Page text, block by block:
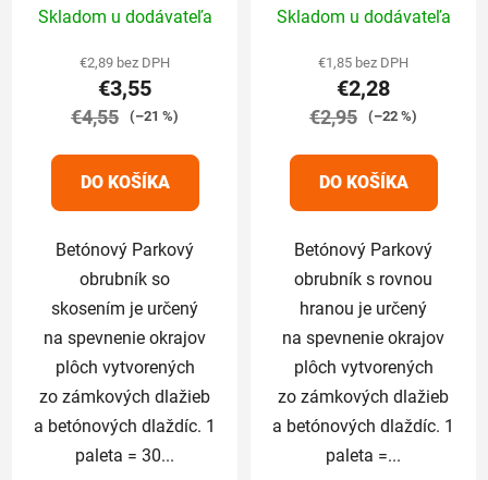
hodnotenie
produktu
je
5,0
5
hviezdičiek.
Skladom u dodávateľa
€2,89 bez DPH
€3,55
€4,55 (–21 %)
DO KOŠÍKA
Betónový Parkový
obrubník so
skosením je určený
na spevnenie okrajov
plôch vytvorených
zo zámkových dlažieb
a betónových dlaždíc. 1
paleta = 30...
Skladom u dodávateľa
€1,85 bez DPH
€2,28
€2,95 (–22 %)
DO KOŠÍKA
Betónový Parkový
obrubník s rovnou
hranou je určený
na spevnenie okrajov
plôch vytvorených
zo zámkových dlažieb
a betónových dlaždíc. 1
paleta =...